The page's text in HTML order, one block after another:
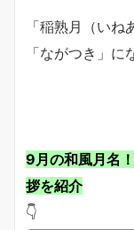
「稲熟月（いね
「ながつき」に
9月の和風月名
拶を紹介
👇